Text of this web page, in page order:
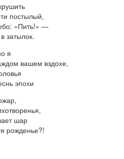
постылый,
«Пить!» —
затылок.
я
вашем вздохе,
эпохи
шар
рожденье?!